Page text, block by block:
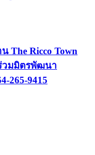
The Ricco Town
วมมิตรพัฒนา
265-9415